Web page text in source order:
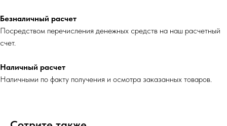
Безналичный расчет
Посредством перечисления денежных средств на наш расчетный
счет.
Наличный расчет
Наличными по факту получения и осмотра заказанных товаров.